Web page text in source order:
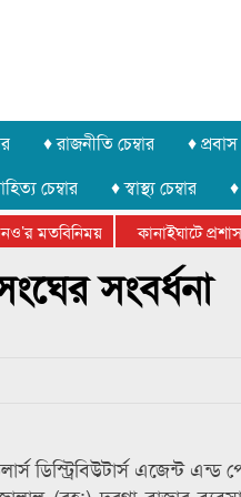
♦ রাজনীতি চেম্বার ♦ প্রবাস
চেম্বার ♦ স্বাস্থ্য চেম্বার
মতবিনিময় কানাইঘাটে
সংবর্ধনা
ডিস্ট্রিবিউটার্স এজেন্ট এন্ড